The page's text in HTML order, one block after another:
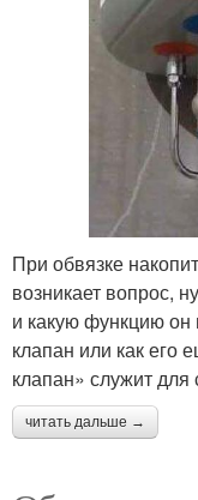
При обвязке
возникает вопрос,
и какую функцию
клапан или как его
клапан» служит
читать дальше →